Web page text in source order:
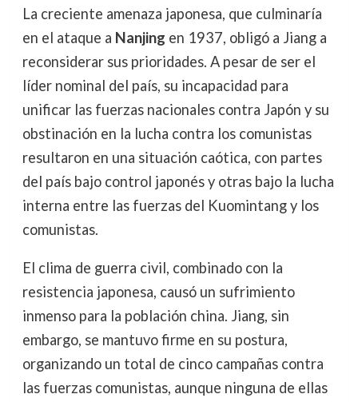
La creciente amenaza japonesa, que culminaría
en el ataque a Nanjing en 1937, obligó a Jiang a
reconsiderar sus prioridades. A pesar de ser el
líder nominal del país, su incapacidad para
unificar las fuerzas nacionales contra Japón y su
obstinación en la lucha contra los comunistas
resultaron en una situación caótica, con partes
del país bajo control japonés y otras bajo la lucha
interna entre las fuerzas del Kuomintang y los
comunistas.
El clima de guerra civil, combinado con la
resistencia japonesa, causó un sufrimiento
inmenso para la población china. Jiang, sin
embargo, se mantuvo firme en su postura,
organizando un total de cinco campañas contra
las fuerzas comunistas, aunque ninguna de ellas